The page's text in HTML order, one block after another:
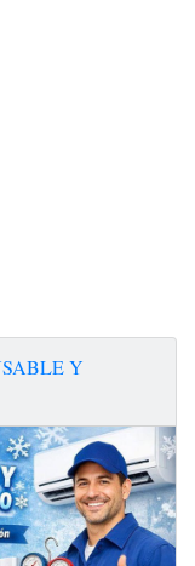
Y